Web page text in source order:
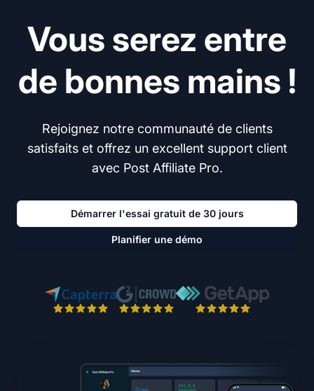
Vous serez entre
de bonnes mains !
Rejoignez notre communauté de clients
satisfaits et offrez un excellent support client
avec Post Affiliate Pro.
Démarrer l'essai gratuit de 30 jours
Planifier une démo